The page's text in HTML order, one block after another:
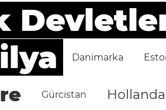
Danimarka
Gürcistan Hollanda